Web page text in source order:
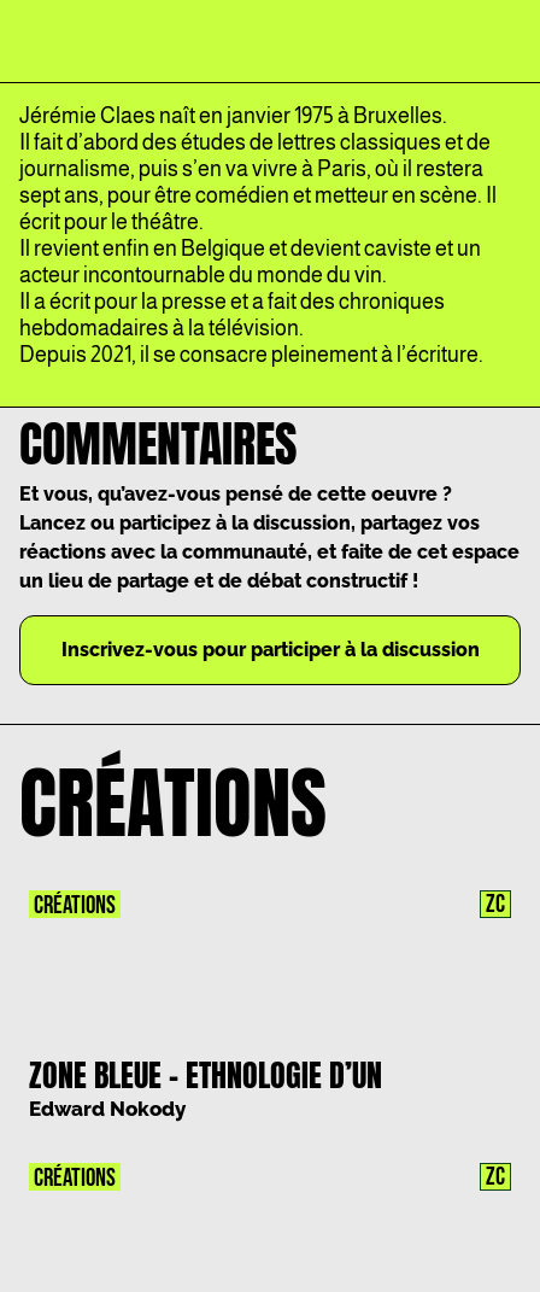
Jérémie Claes naît en janvier 1975 à Bruxelles.
Il fait d’abord des études de lettres classiques et de
journalisme, puis s’en va vivre à Paris, où il restera
sept ans, pour être comédien et metteur en scène. Il
écrit pour le théâtre.
Il revient enfin en Belgique et devient caviste et un
acteur incontournable du monde du vin.
Il a écrit pour la presse et a fait des chroniques
hebdomadaires à la télévision.
Depuis 2021, il se consacre pleinement à l’écriture.
COMMENTAIRES
Et vous, qu’avez-vous pensé de cette oeuvre ?
Lancez ou participez à la discussion, partagez vos
réactions avec la communauté, et faite de cet espace
un lieu de partage et de débat constructif !
Inscrivez-vous pour participer à la discussion
CRÉATIONS
ZONE BLEUE – ETHNOLOGIE D’UN
TERRITOIRE ECHANGISTE
Edward Nokody
CRÉATIONS ZC
CRÉATIONS ZC